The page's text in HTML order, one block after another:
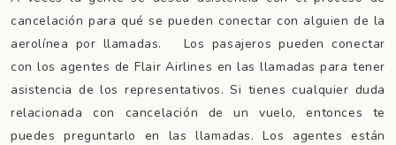
cancelación para qué se pueden conectar con alguien de la
aerolínea por llamadas. Los pasajeros pueden conectar
con los agentes de Flair Airlines en las llamadas para tener
asistencia de los representativos. Si tienes cualquier duda
relacionada con cancelación de un vuelo, entonces te
puedes preguntarlo en las llamadas. Los agentes están